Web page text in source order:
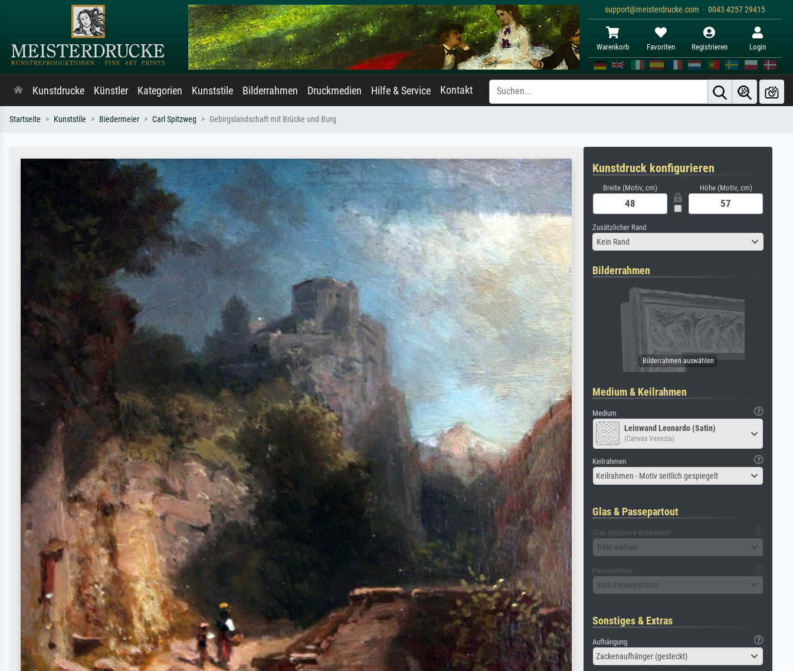
support@meisterdrucke.com · 0043 4257 29415
Warenkorb Favoriten Registrieren Login
Kunstdrucke Künstler Kategorien Kunststile Bilderrahmen Druckmedien Hilfe & Service Kontakt
Startseite Kunststile Biedermeier Carl Spitzweg Gebirgslandschaft mit Brücke und Burg
Kunstdruck konfigurieren
Breite (Motiv, cm) Höhe (Motiv, cm)
Zusätzlicher Rand
Kein Rand
Bilderrahmen
Medium & Keilrahmen
Medium
Leinwand Leonardo (Satin)
(Canvas Venezia)
Keilrahmen
Keilrahmen - Motiv seitlich gespiegelt
Glas & Passepartout
Glas (inklusive Rückwand)
Bitte wählen
Passepartout
Kein Passepartout
Sonstiges & Extras
Aufhängung
Zackenaufhänger (gesteckt)